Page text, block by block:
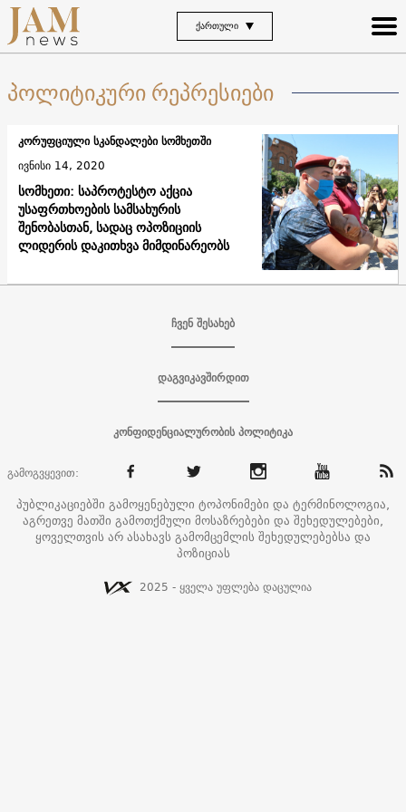
ᲥᲐᲠᲗᲣᲚᲘ
პოლიტიკური რეპრესიები
სომხეთი: საპროტესტო აქცია
უსაფრთხოების სამსახურის
შენობასთან, სადაც ოპოზიციის
ლიდერის დაკითხვა მიმდინარეობს
კორუფციული სკანდალები სომხეთში
ივნისი 14, 2020
ჩვენ შესახებ
დაგვიკავშირდით
კონფიდენციალურობის პოლიტიკა
გამოგვყევით:
პუბლიკაციებში გამოყენებული ტოპონიმები და ტერმინოლოგია,
აგრეთვე მათში გამოთქმული მოსაზრებები და შეხედულებები,
ყოველთვის არ ასახავს გამომცემლის შეხედულებებსა და
პოზიციას
2025 - ყველა უფლება დაცულია